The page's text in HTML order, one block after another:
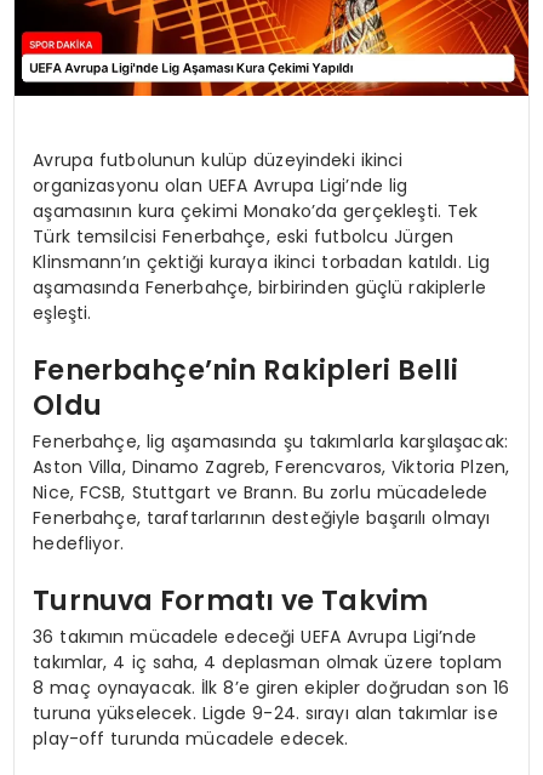
Avrupa futbolunun kulüp düzeyindeki ikinci
organizasyonu olan UEFA Avrupa Ligi’nde lig
aşamasının kura çekimi Monako’da gerçekleşti. Tek
Türk temsilcisi Fenerbahçe, eski futbolcu Jürgen
Klinsmann’ın çektiği kuraya ikinci torbadan katıldı. Lig
aşamasında Fenerbahçe, birbirinden güçlü rakiplerle
eşleşti.
Fenerbahçe’nin Rakipleri Belli
Oldu
Fenerbahçe, lig aşamasında şu takımlarla karşılaşacak:
Aston Villa, Dinamo Zagreb, Ferencvaros, Viktoria Plzen,
Nice, FCSB, Stuttgart ve Brann. Bu zorlu mücadelede
Fenerbahçe, taraftarlarının desteğiyle başarılı olmayı
hedefliyor.
Turnuva Formatı ve Takvim
36 takımın mücadele edeceği UEFA Avrupa Ligi’nde
takımlar, 4 iç saha, 4 deplasman olmak üzere toplam
8 maç oynayacak. İlk 8’e giren ekipler doğrudan son 16
turuna yükselecek. Ligde 9-24. sırayı alan takımlar ise
play-off turunda mücadele edecek.